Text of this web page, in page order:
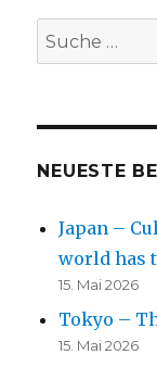
Suche
nach:
NEUESTE
Japan –
world has
15. Mai 2026
Tokyo –
15. Mai 2026